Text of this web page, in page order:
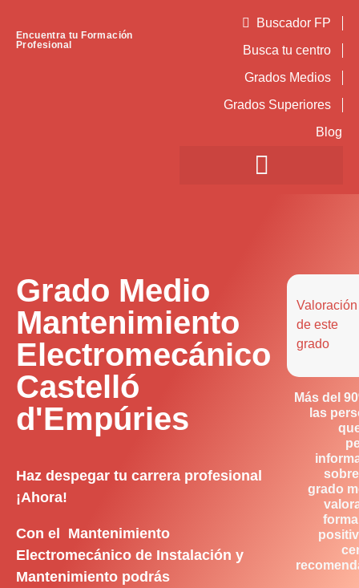
Encuentra tu Formación
Profesional
Buscador FP
Busca tu centro
Grados Medios
Grados Superiores
Blog
Grado Medio
Mantenimiento
Electromecánico
Castelló
d'Empúries
Haz despegar tu carrera profesional
¡Ahora!
Con el Mantenimiento
Electromecánico de Instalación y
Mantenimiento podrás
Valoración
de este
grado
Más del
las
grado